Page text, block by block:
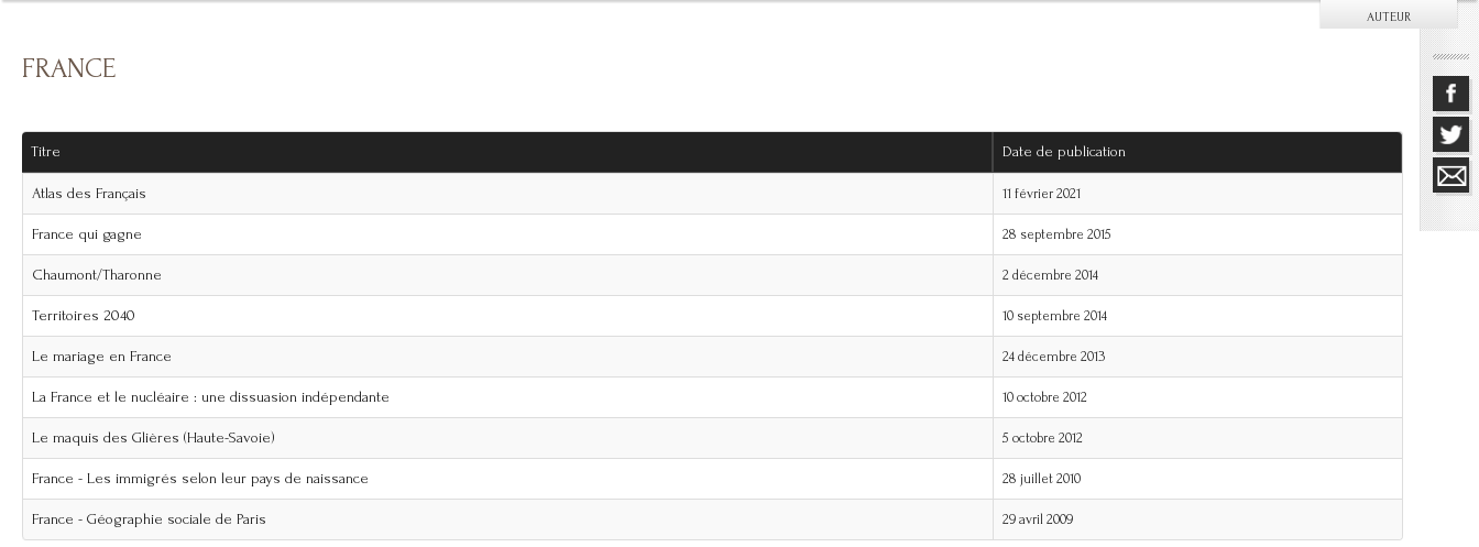
AUTEUR
FRANCE
Titre Date de publication
Atlas des Français 11 février 2021
France qui gagne 28 septembre 2015
Chaumont/Tharonne 2 décembre 2014
Territoires 2040 10 septembre 2014
Le mariage en France 24 décembre 2013
La France et le nucléaire : une dissuasion indépendante 10 octobre 2012
Le maquis des Glières (Haute-Savoie) 5 octobre 2012
France - Les immigrés selon leur pays de naissance 28 juillet 2010
France - Géographie sociale de Paris 29 avril 2009